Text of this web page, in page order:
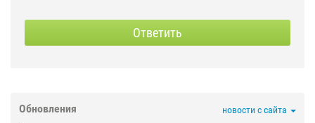


Ответить
Обновления
новости с сайта